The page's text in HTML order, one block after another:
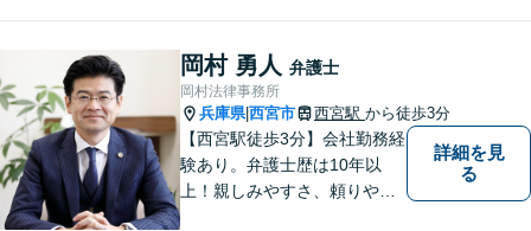
ります。まずはご相談へお越
しください【完全個室対応】
岡村 勇人 弁護士
岡村法律事務所
兵庫県|西宮市 西宮駅 から徒歩3分
【西宮駅徒歩3分】会社勤務経
験あり。弁護士歴は10年以
上！親しみやすさ、頼りやす
詳細を見
る